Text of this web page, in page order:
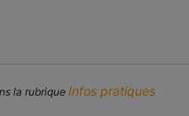
la rubrique Infos pratiques